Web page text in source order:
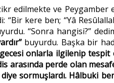
zikr edilmekte ve
“Bir kere ben; “Yâ
“Sonra hangisi?”
buyurdu. Başka bir
gecesi onlarla ilgilenip tespit
arasında perde olan
diye sormuşlardı. Hâlbuki